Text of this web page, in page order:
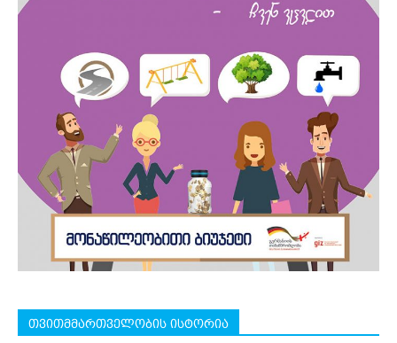
თვითმმართველობის ისტორია